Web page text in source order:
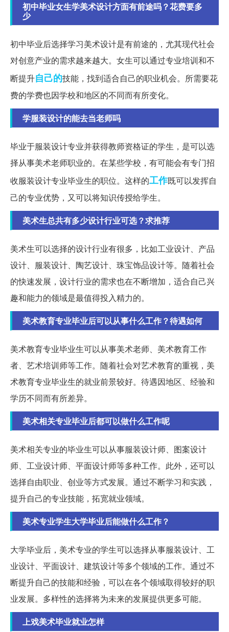
初中毕业女生学美术设计方面有前途吗？花费要多
少
初中毕业后选择学习美术设计是有前途的，尤其现代社会
对创意产业的需求越来越大。女生可以通过专业培训和不
断提升自己的技能，找到适合自己的职业机会。所需要花
费的学费也因学校和地区的不同而有所变化。
学服装设计的能去当老师吗
毕业于服装设计专业并获得教师资格证的学生，是可以选
择从事美术老师职业的。在某些学校，有可能会有专门招
收服装设计专业毕业生的职位。这样的工作既可以发挥自
己的专业优势，又可以将知识传授给学生。
美术生总共有多少设计行业可选？求推荐
美术生可以选择的设计行业有很多，比如工业设计、产品
设计、服装设计、陶艺设计、珠宝饰品设计等。随着社会
的快速发展，设计行业的需求也在不断增加，适合自己兴
趣和能力的领域是最值得投入精力的。
美术教育专业毕业后可以从事什么工作？待遇如何
美术教育专业毕业生可以从事美术老师、美术教育工作
者、艺术培训师等工作。随着社会对艺术教育的重视，美
术教育专业毕业生的就业前景较好。待遇因地区、经验和
学历不同而有所差异。
美术相关专业毕业后都可以做什么工作呢
美术相关专业的毕业生可以从事服装设计师、图案设计
师、工业设计师、平面设计师等多种工作。此外，还可以
选择自由职业、创业等方式发展。通过不断学习和实践，
提升自己的专业技能，拓宽就业领域。
美术专业学生大学毕业后能做什么工作？
大学毕业后，美术专业的学生可以选择从事服装设计、工
业设计、平面设计、建筑设计等多个领域的工作。通过不
断提升自己的技能和经验，可以在各个领域取得较好的职
业发展。多样性的选择将为未来的发展提供更多可能。
上戏美术毕业就业怎样